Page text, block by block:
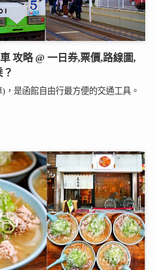
攻略 @ 一日券,票價,路線圖,
)，是函館自由行最方便的交通工具。